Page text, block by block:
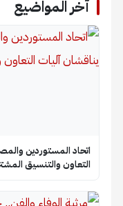
آخر المواضيع
اتحاد المستوردين
التعاون والتنسيق